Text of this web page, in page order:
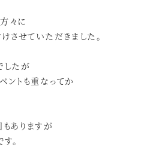
々に
させていただきました。
したが
ントも重なってか
ありますが
。